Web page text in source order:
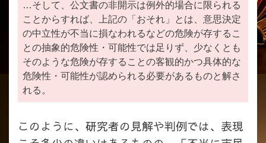
…そして、公文書の非開示は例外的場合に限られる
ことからすれば、上記の「おそれ」とは、意思決定
の中立性が不当に損なわれるなどの危険が存するこ
との抽象的危険性・可能性では足りず、少なくとも
そのような危険が存することの客観的かつ具体的な
危険性・可能性が認められる必要があるものと解さ
れる。
このように、研究者の見解や判例では、表現